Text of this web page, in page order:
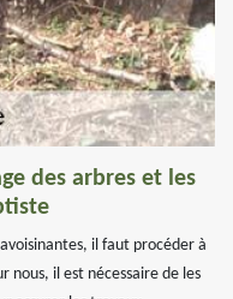
des arbres et les
il faut procéder à
nous, il est nécessaire de les